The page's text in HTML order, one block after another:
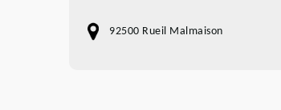
92500 Rueil Malmaison